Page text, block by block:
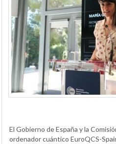
El Gobierno de España y la
ordenador cuántico EuroQCS-